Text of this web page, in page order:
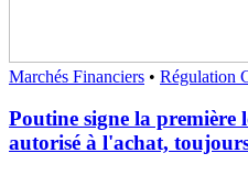
Marchés Financiers • Régulation
Poutine signe la
autorisé à l'achat,